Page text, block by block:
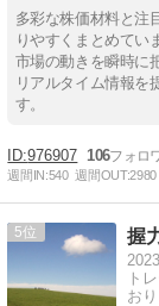
多彩な株価材料と注
りやすくまとめてい
市場の動きを瞬時に
リアルタイム情報を
す。
976907 106
週間IN:540 週間OUT:2980
5 握
ト
お